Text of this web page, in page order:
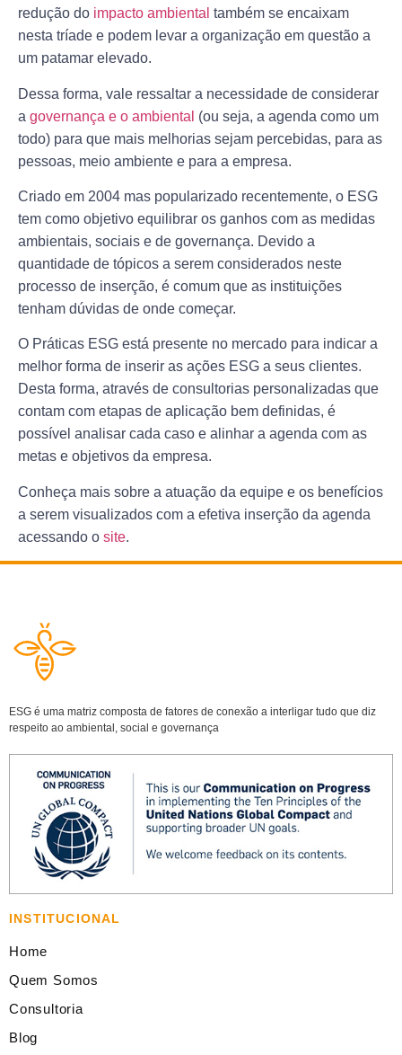
redução do impacto ambiental também se encaixam
nesta tríade e podem levar a organização em questão a
um patamar elevado.
Dessa forma, vale ressaltar a necessidade de considerar
a governança e o ambiental (ou seja, a agenda como um
todo) para que mais melhorias sejam percebidas, para as
pessoas, meio ambiente e para a empresa.
Criado em 2004 mas popularizado recentemente, o ESG
tem como objetivo equilibrar os ganhos com as medidas
ambientais, sociais e de governança. Devido a
quantidade de tópicos a serem considerados neste
processo de inserção, é comum que as instituições
tenham dúvidas de onde começar.
O Práticas ESG está presente no mercado para indicar a
melhor forma de inserir as ações ESG a seus clientes.
Desta forma, através de consultorias personalizadas que
contam com etapas de aplicação bem definidas, é
possível analisar cada caso e alinhar a agenda com as
metas e objetivos da empresa.
Conheça mais sobre a atuação da equipe e os benefícios
a serem visualizados com a efetiva inserção da agenda
acessando o site.
ESG é uma matriz composta de fatores de conexão a interligar tudo que diz
respeito ao ambiental, social e governança
INSTITUCIONAL
Home
Quem Somos
Consultoria
Blog